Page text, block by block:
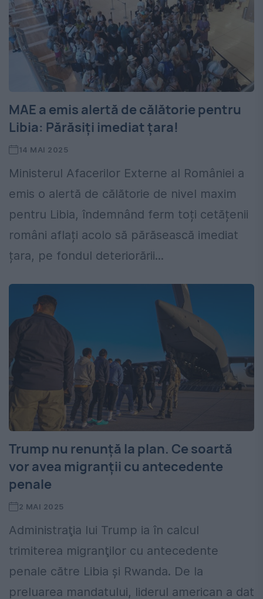
MAE a emis alertă de călătorie pentru
Libia: Părăsiți imediat țara!
14 MAI 2025
Ministerul Afacerilor Externe al României a
emis o alertă de călătorie de nivel maxim
pentru Libia, îndemnând ferm toți cetățenii
români aflați acolo să părăsească imediat
țara, pe fondul deteriorării...
Trump nu renunță la plan. Ce soartă
vor avea migranții cu antecedente
penale
2 MAI 2025
Administraţia lui Trump ia în calcul
trimiterea migranţilor cu antecedente
penale către Libia şi Rwanda. De la
preluarea mandatului, liderul american a dat